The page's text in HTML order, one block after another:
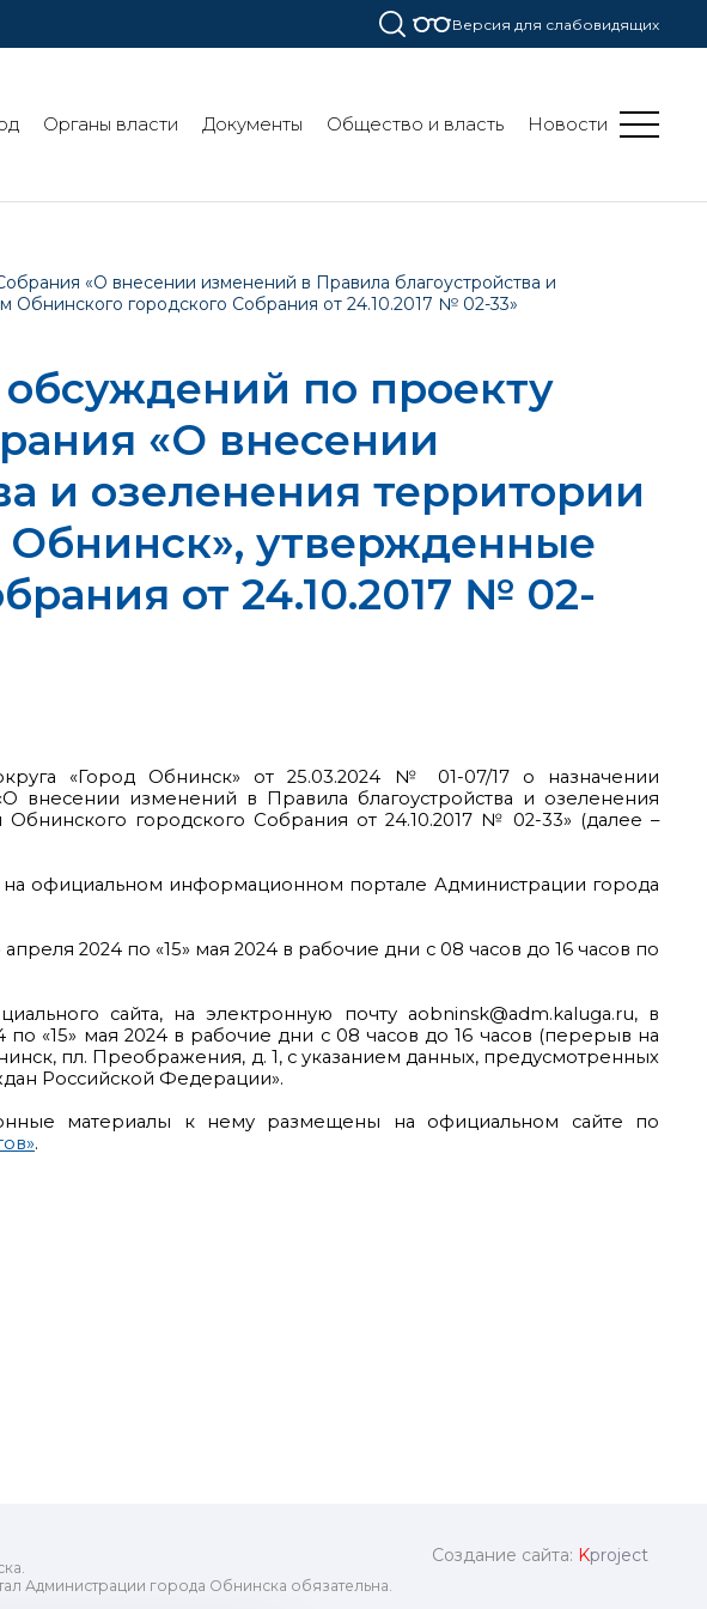
Версия для слабовидящих
Органы власти Документы Общество и власть Новости
«О внесении изменений в Правила благоустройства и
городского Собрания от 24.10.2017 № 02-33»
по проекту
«О внесении
и озеленения территории
Обнинск», утвержденные
от 24.10.2017 № 02-
«Город Обнинск» от 25.03.2024 № 01-07/17 о назначении
изменений в Правила благоустройства и озеленения
городского Собрания от 24.10.2017 № 02-33» (далее –
официальном информационном портале Администрации города
2024 по «15» мая 2024 в рабочие дни с 08 часов до 16 часов по
сайта, на электронную почту aobninsk@adm.kaluga.ru, в
«15» мая 2024 в рабочие дни с 08 часов до 16 часов (перерыв на
пл. Преображения, д. 1, с указанием данных, предусмотренных
Российской Федерации».
материалы к нему размещены на официальном сайте по
.
Администрации города Обнинска обязательна.
Создание сайта: Kproject